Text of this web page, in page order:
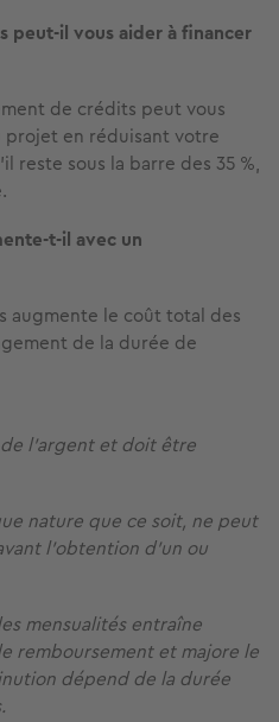
peut-il vous aider à financer
de crédits peut vous
projet en réduisant votre
reste sous la barre des 35 %,
t-il avec un
augmente le coût total des
de la durée de
l'argent et doit être
nature que ce soit, ne peut
l’obtention d’un ou
mensualités entraîne
remboursement et majore le
dépend de la durée